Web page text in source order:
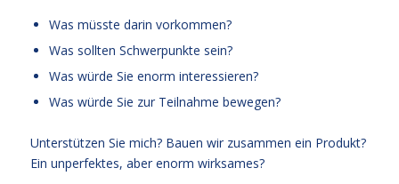
Was müsste darin vorkommen?
Was sollten Schwerpunkte sein?
Was würde Sie enorm interessieren?
Was würde Sie zur Teilnahme bewegen?
Unterstützen Sie mich? Bauen wir zusammen ein Produkt?
Ein unperfektes, aber enorm wirksames?